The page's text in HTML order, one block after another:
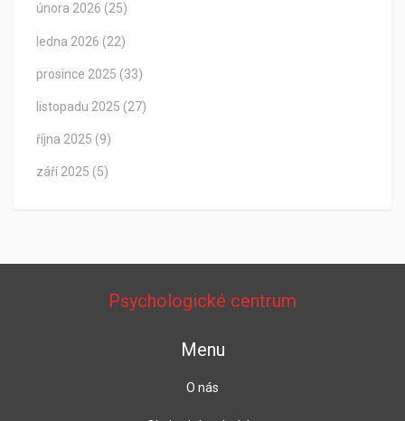
února 2026 (25)
ledna 2026 (22)
prosince 2025 (33)
listopadu 2025 (27)
října 2025 (9)
září 2025 (5)
Psychologické centrum
Menu
O nás